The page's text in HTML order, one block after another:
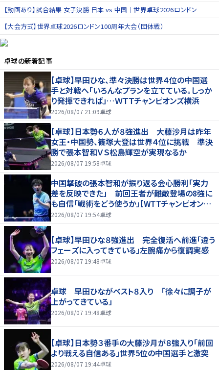
【動画あり】試合結果 女子決勝 日本 vs 中国｜世界卓球2026ロンドン
【大会方式】世界卓球2026ロンドン100周年大会（団体戦）
卓球の新着記事
【卓球】早田ひな、準々決勝は世界４位の中国選
手と対戦へ「いろんなプランを立てている。しっか
り発揮できれば」…ＷＴＴチャンピオンズ横浜
2026/08/07 21:09卓球
【卓球】日本勢６人が８強進出 大藤沙月は昨年
女王・中国勢、篠塚大登は世界４位に挑戦 準決
勝で張本智和ＶＳ松島輝空が実現なるか
2026/08/07 19:58卓球
中国撃破の張本智和が振り返る会心勝利「実力
差を反映できた」 前回王者が難敵登場の8強に
も自信「戦術をどう使うか」【WTTチャンピオンズ
横浜2026】
2026/08/07 19:54卓球
【卓球】早田ひな８強進出 完全復活へ前進「違う
フェーズに入ってきている」左腕痛から復調実感
2026/08/07 19:48卓球
卓球 早田ひながベスト８入り 「徐々に調子が
上がってきている」
2026/08/07 19:48卓球
【卓球】日本勢３番手の大藤沙月が８強入り「前回
より戦える自信ある」世界5位の中国選手と激突
2026/08/07 19:44卓球